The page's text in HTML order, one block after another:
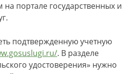
на портале государственных и
подтвержденную учетную
. В разделе
удостоверения» нужно